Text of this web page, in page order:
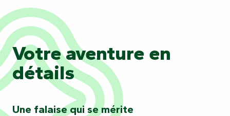
Votre aventure en
détails
Une falaise qui se mérite